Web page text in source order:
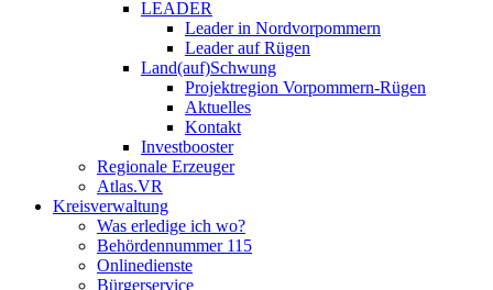
LEADER
Leader in Nordvorpommern
Leader auf Rügen
Land(auf)Schwung
Projektregion Vorpommern-Rügen
Aktuelles
Kontakt
Investbooster
Regionale Erzeuger
Atlas.VR
Kreisverwaltung
Was erledige ich wo?
Behördennummer 115
Onlinedienste
Bürgerservice